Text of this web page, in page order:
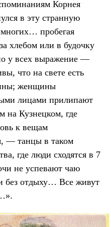
Корнея
в эту странную
пробегая
хлебом или в будочку
у всех выражение —
что на свете есть
женщины
лицами прилипают
на Кузнецком, где
к вещам
— танцы в таком
где люди сходятся в 7
не успевают чаю
без отдыху… Все живут